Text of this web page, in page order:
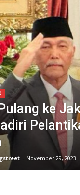
ke
- November 29, 2023